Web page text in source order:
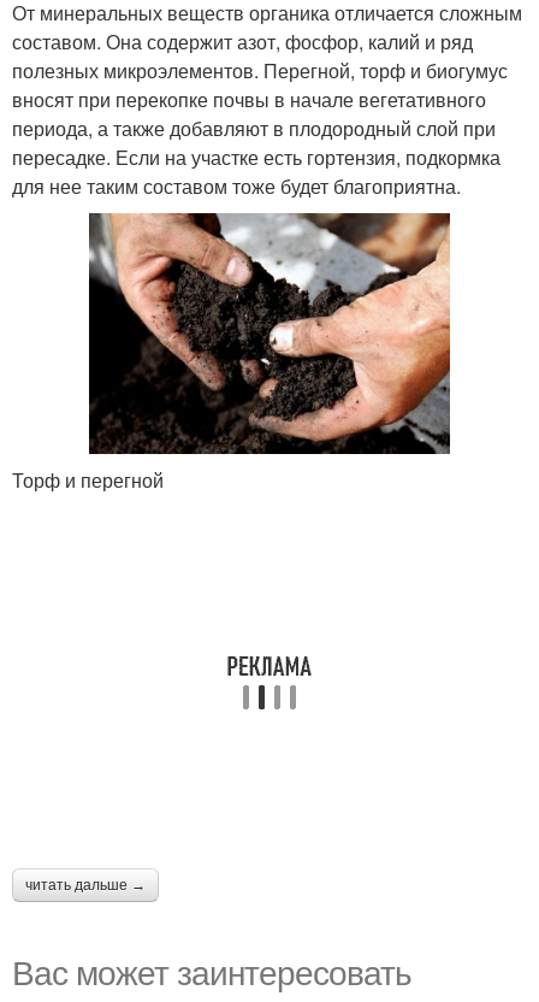
От минеральных веществ органика отличается сложным
составом. Она содержит азот, фосфор, калий и ряд
полезных микроэлементов. Перегной, торф и биогумус
вносят при перекопке почвы в начале вегетативного
периода, а также добавляют в плодородный слой при
пересадке. Если на участке есть гортензия, подкормка
для нее таким составом тоже будет благоприятна.
Торф и перегной
читать дальше →
Вас может заинтересовать